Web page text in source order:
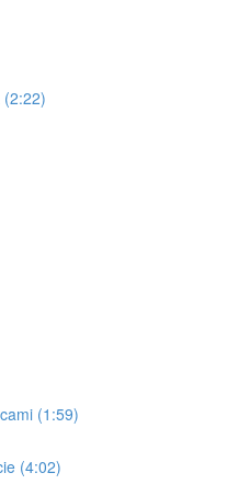
(2:22)
(1:59)
(4:02)